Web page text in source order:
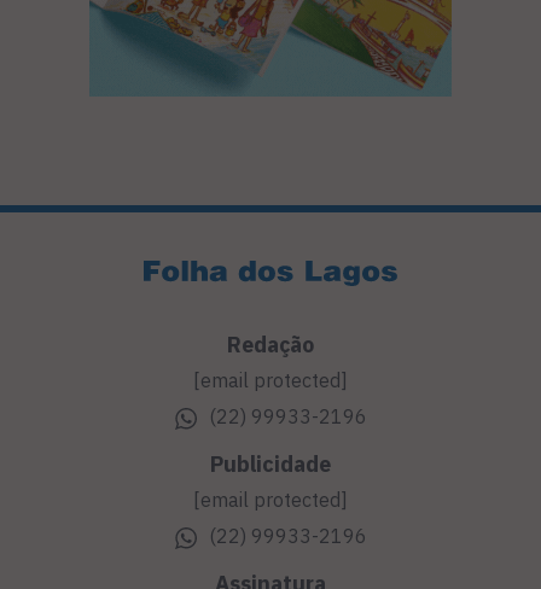
Redação
[email protected]
(22) 99933-2196
Publicidade
[email protected]
(22) 99933-2196
Assinatura